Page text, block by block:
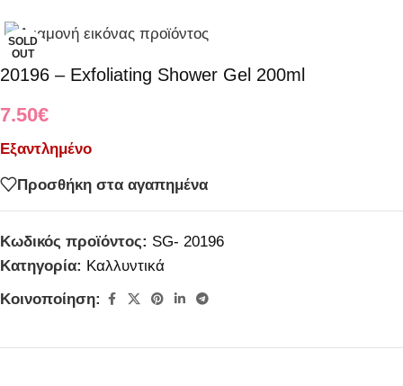
SOLD
OUT
20196 – Exfoliating Shower Gel 200ml
7.50€
Εξαντλημένο
Προσθήκη στα αγαπημένα
Κωδικός προϊόντος: SG- 20196
Κατηγορία: Καλλυντικά
Κοινοποίηση: